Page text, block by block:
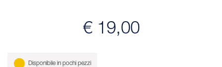
€ 19,00
Disponibile in pochi pezzi